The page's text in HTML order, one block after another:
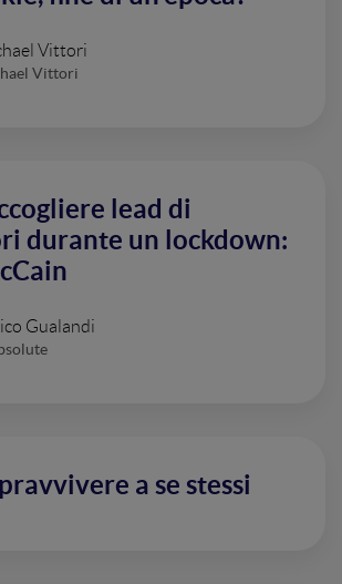
Vittori
Vittori
lead di
durante un lockdown:
Gualandi
a se stessi